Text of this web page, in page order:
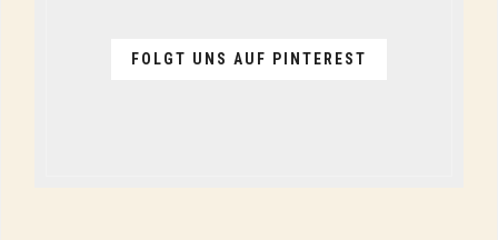
FOLGT UNS AUF PINTEREST